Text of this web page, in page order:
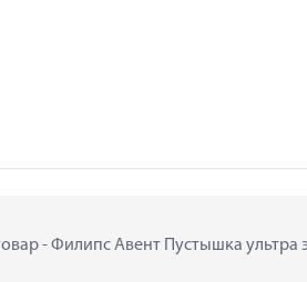
- Филипс Авент Пустышка ультра